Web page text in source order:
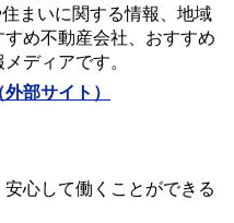
まいに関する情報、地域
め不動産会社、おすすめ
ディアです。
外部サイト）
心して働くことができる